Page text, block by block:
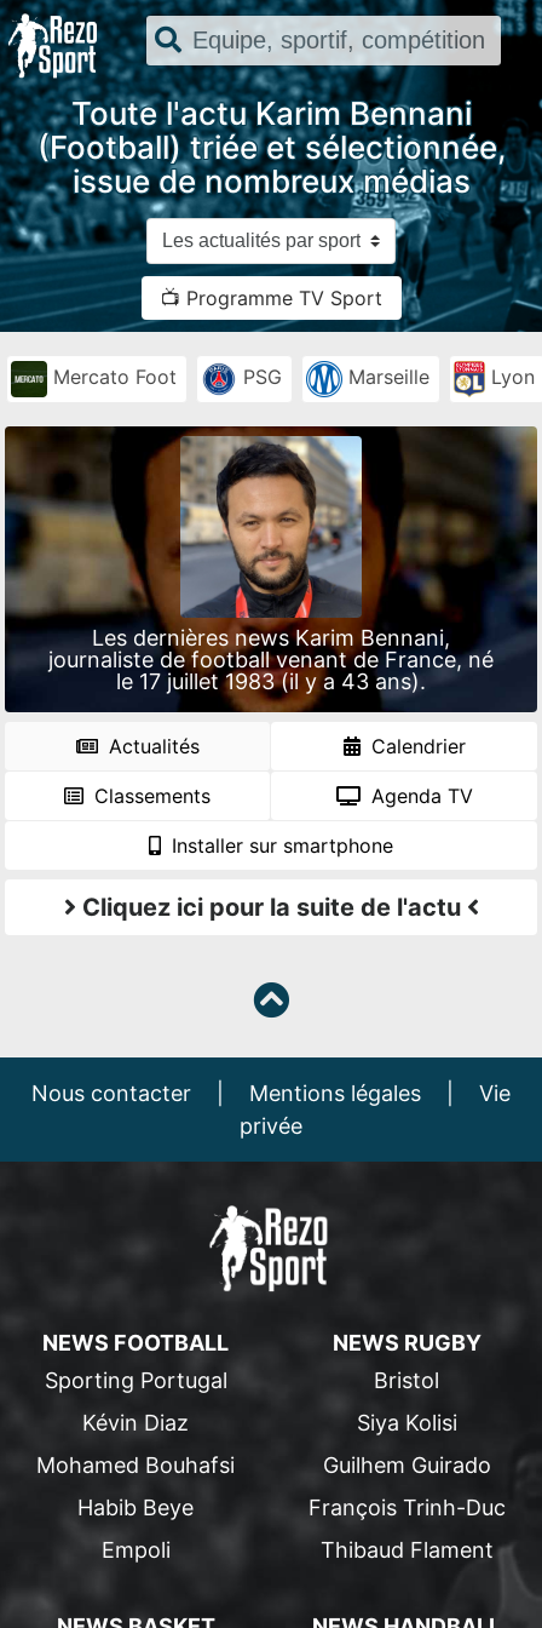
Toute l'actu Karim Bennani
(Football) triée et sélectionnée,
issue de nombreux médias
📺 Programme TV Sport
Mercato Foot PSG Marseille Lyon
Les dernières news Karim Bennani,
journaliste de football venant de France, né
le 17 juillet 1983 (il y a 43 ans).
Actualités Calendrier
Classements Agenda TV
Installer sur smartphone
Cliquez ici pour la suite de l'actu
Nous contacter Mentions légales
Vie
privée
NEWS FOOTBALL
Sporting Portugal
Kévin Diaz
Mohamed Bouhafsi
Habib Beye
Empoli
NEWS RUGBY
Bristol
Siya Kolisi
Guilhem Guirado
François Trinh-Duc
Thibaud Flament